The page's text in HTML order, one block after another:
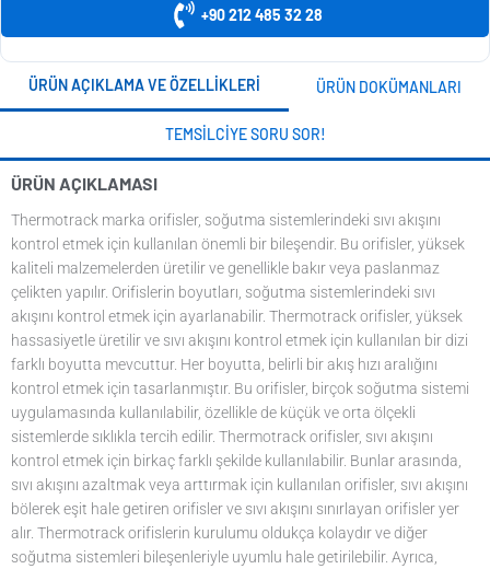
+90 212 485 32 28
ÜRÜN AÇIKLAMA VE ÖZELLIKLERI ÜRÜN DOKÜMANLARI
TEMSILCIYE SORU SOR!
ÜRÜN AÇIKLAMASI
Thermotrack marka orifisler, soğutma sistemlerindeki sıvı akışını
kontrol etmek için kullanılan önemli bir bileşendir. Bu orifisler, yüksek
kaliteli malzemelerden üretilir ve genellikle bakır veya paslanmaz
çelikten yapılır. Orifislerin boyutları, soğutma sistemlerindeki sıvı
akışını kontrol etmek için ayarlanabilir. Thermotrack orifisler, yüksek
hassasiyetle üretilir ve sıvı akışını kontrol etmek için kullanılan bir dizi
farklı boyutta mevcuttur. Her boyutta, belirli bir akış hızı aralığını
kontrol etmek için tasarlanmıştır. Bu orifisler, birçok soğutma sistemi
uygulamasında kullanılabilir, özellikle de küçük ve orta ölçekli
sistemlerde sıklıkla tercih edilir. Thermotrack orifisler, sıvı akışını
kontrol etmek için birkaç farklı şekilde kullanılabilir. Bunlar arasında,
sıvı akışını azaltmak veya arttırmak için kullanılan orifisler, sıvı akışını
bölerek eşit hale getiren orifisler ve sıvı akışını sınırlayan orifisler yer
alır. Thermotrack orifislerin kurulumu oldukça kolaydır ve diğer
soğutma sistemleri bileşenleriyle uyumlu hale getirilebilir. Ayrıca,